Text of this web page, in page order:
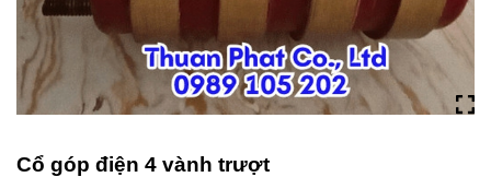
Cổ góp điện 4 vành trượt